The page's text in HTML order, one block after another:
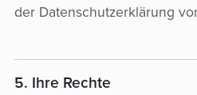
der Datenschutzerklärung
5. Ihre Rechte